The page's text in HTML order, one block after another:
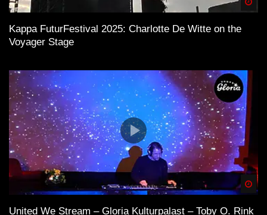
Kappa FuturFestival 2025: Charlotte De Witte on the
Voyager Stage
United We Stream – Gloria Kulturpalast – Toby O. Rink